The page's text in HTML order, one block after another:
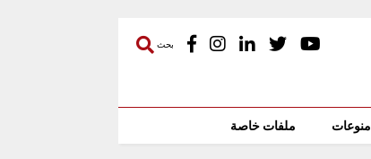
بحث
منوعات ملفات خاصة